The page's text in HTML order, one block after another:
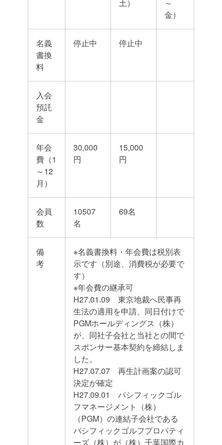
土）
～
金）
名義
書換
料
停止中 停止中
入会
預託
金
年会
費（1
～12
月）
30,000
円
15,000
円
会員
数
10507
名
69名
備
考
※名義書換料・年会費は税別表
示です（別途、消費税が必要で
す）
※年会費の継承可
H27.01.09 東京地裁へ民事再
生法の適用を申請、同日付けで
PGMホールディングス（株）
が、同社子会社と当社との間で
スポンサー基本契約を締結しま
した。
H27.07.07 再生計画案の認可
決定が確定
H27.09.01 パシフィックゴル
フマネージメント（株）
（PGM）の連結子会社である
パシフィックゴルフプロパティ
ーズ（株）が（株）千葉国際カ